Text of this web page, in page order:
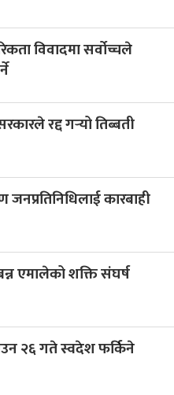
विवादमा सर्वोच्चले
रद्द गर्‍यो तिब्बती
कारबाही
एमालेको शक्ति संघर्ष
२६ गते स्वदेश फर्किने